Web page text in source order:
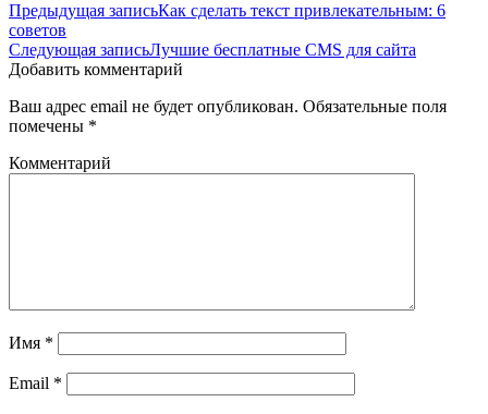
Предыдущая записьКак сделать текст привлекательным: 6
советов
Следующая записьЛучшие бесплатные CMS для сайта
Добавить комментарий
Ваш адрес email не будет опубликован. Обязательные поля
помечены *
Комментарий
Имя *
Email *